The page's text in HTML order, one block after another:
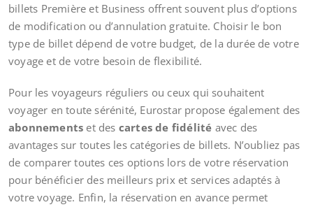
billets Première et Business offrent souvent plus d’options
de modification ou d’annulation gratuite. Choisir le bon
type de billet dépend de votre budget, de la durée de votre
voyage et de votre besoin de flexibilité.
Pour les voyageurs réguliers ou ceux qui souhaitent
voyager en toute sérénité, Eurostar propose également des
abonnements et des cartes de fidélité avec des
avantages sur toutes les catégories de billets. N’oubliez pas
de comparer toutes ces options lors de votre réservation
pour bénéficier des meilleurs prix et services adaptés à
votre voyage. Enfin, la réservation en avance permet